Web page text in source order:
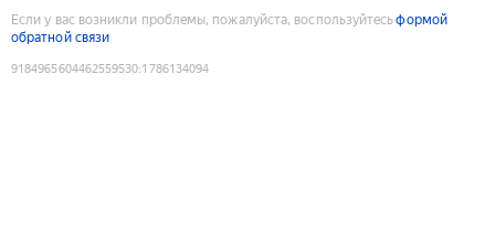
Если у вас возникли проблемы, пожалуйста, воспользуйтесьформой
обратной связи
9184965604462559530:1786134094